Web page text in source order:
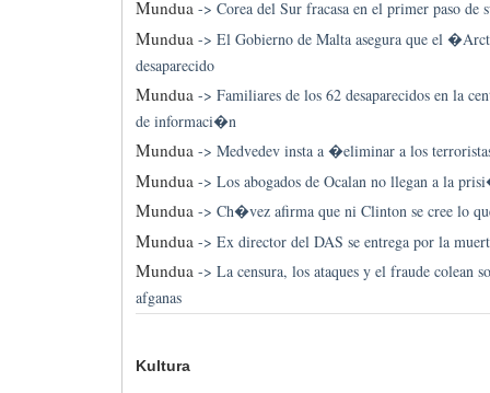
Mundua-> Corea del Sur fracasa en el primer paso de
Mundua -> El Gobierno de Malta asegura que el
desaparecido
Mundua-> Familiares de los 62 desaparecidos en la
de informaci�n
Mundua-> Medvedev insta a �eliminar a los
Mundua-> Los abogados de Ocalan no llegan a la
Mundua-> Ch�vez afirma que ni Clinton se cree lo
Mundua -> Ex director del DAS se entrega por la
Mundua-> La censura, los ataques y el fraude colean
afganas
Kultura